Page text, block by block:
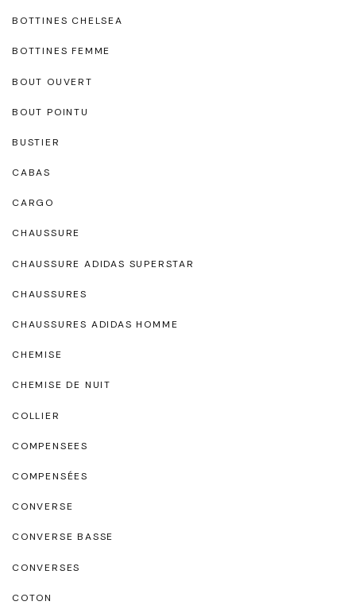
BOTTINES CHELSEA
BOTTINES FEMME
BOUT OUVERT
BOUT POINTU
BUSTIER
CABAS
CARGO
CHAUSSURE
CHAUSSURE ADIDAS SUPERSTAR
CHAUSSURES
CHAUSSURES ADIDAS HOMME
CHEMISE
CHEMISE DE NUIT
COLLIER
COMPENSEES
COMPENSÉES
CONVERSE
CONVERSE BASSE
CONVERSES
COTON